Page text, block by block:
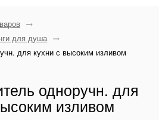
для душа
для кухни с высоким изливом
одноручн. для
изливом